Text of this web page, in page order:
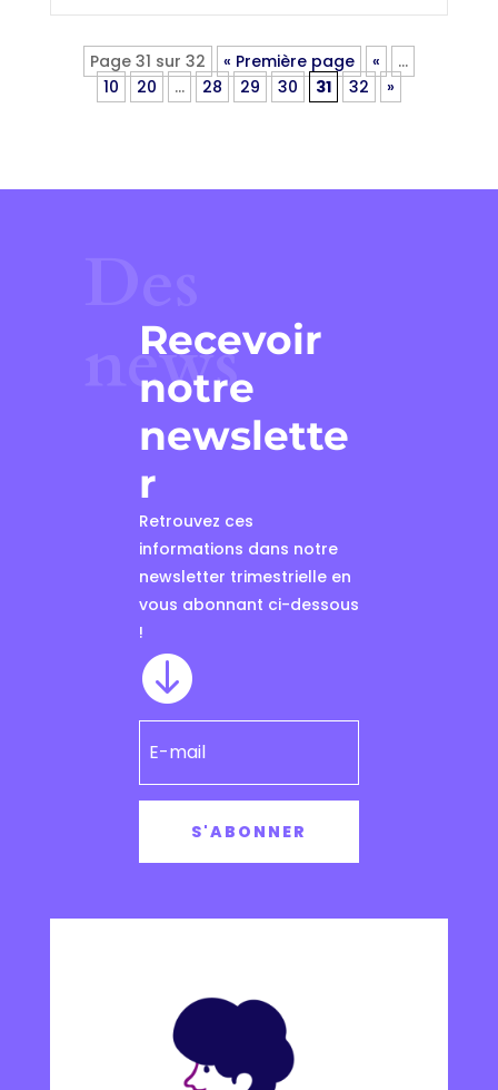
Page 31 sur 32 « Première page «
…
10
20 … 28 29 30 31 32 »
news
Recevoir
notre
newslette
r
Retrouvez ces
informations dans notre
newsletter trimestrielle en
vous abonnant ci-dessous
!

S'ABONNER